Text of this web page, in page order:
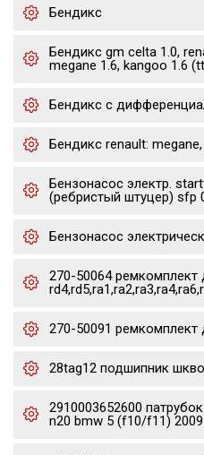
Бендикс
Бендикс gm celta 1.0,
megane 1.6, kangoo 1.6
Бендикс с
Бендикс renault:
Бензонасос электр.
(ребристый штуцер) sfp
Бензонасос
270-50064
270-50091
28tag12 подшипник
2910003652600
n20 bmw 5 (f10/f11)